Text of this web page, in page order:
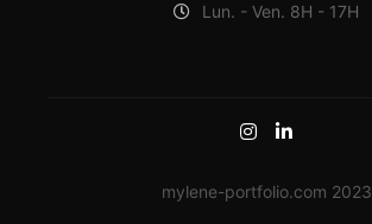
Lun. - Ven. 8H - 17H
mylene-portfolio.com 2023